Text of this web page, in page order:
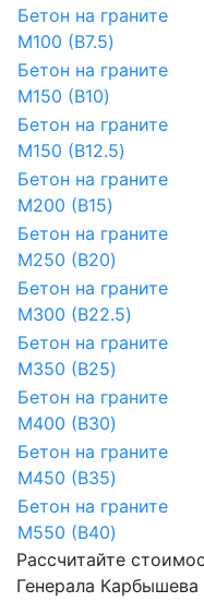
Бетон на граните
М100 (B7.5)
Бетон на граните
М150 (B10)
Бетон на граните
М150 (B12.5)
Бетон на граните
М200 (B15)
Бетон на граните
М250 (B20)
Бетон на граните
М300 (B22.5)
Бетон на граните
М350 (B25)
Бетон на граните
М400 (B30)
Бетон на граните
М450 (B35)
Бетон на граните
М550 (B40)
Рассчитайте
Генерала Карбышева